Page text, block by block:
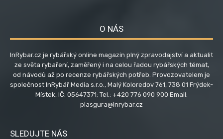
O NÁS
InRybar.cz je rybářský online magazín plný zpravodajství a aktualit
ze světa rybaření, zaměřený i na celou řadou rybářských témat,
od návodů až po recenze rybářských potřeb. Provozovatelem je
společnost InRybář Media s.r.o., Malý Koloredov 761, 738 01 Frýdek-
Místek, IČ: 05647371; Tel.: +420 776 090 900 Email:
plasgura@inrybar.cz
SLEDUJTE NÁS